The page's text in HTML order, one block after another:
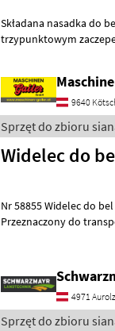
Składana nasadka do
trzypunktowym
9640
Sprzęt do zbioru
Widelec do
Nr 58855 Widelec do bel „Combi” - Standardowo ocynkowany -
Przeznaczony do
4971
Sprzęt do zbioru